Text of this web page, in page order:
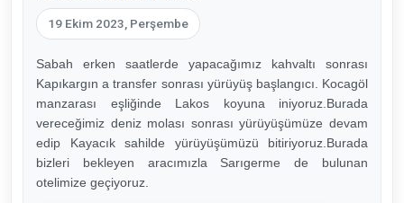
19 Ekim 2023, Perşembe
Sabah erken saatlerde yapacağımız kahvaltı sonrası
Kapıkargın a transfer sonrası yürüyüş başlangıcı. Kocagöl
manzarası eşliğinde Lakos koyuna iniyoruz.Burada
vereceğimiz deniz molası sonrası yürüyüşümüze devam
edip Kayacık sahilde yürüyüşümüzü bitiriyoruz.Burada
bizleri bekleyen aracımızla Sarıgerme de bulunan
otelimize geçiyoruz.